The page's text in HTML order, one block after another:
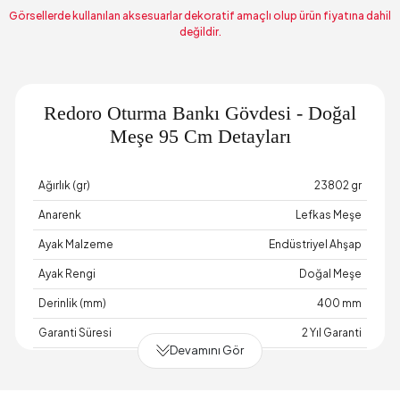
Görsellerde kullanılan aksesuarlar dekoratif amaçlı olup ürün fiyatına dahil
değildir.
Redoro Oturma Bankı Gövdesi - Doğal
Meşe 95 Cm Detayları
Ağırlık (gr) 23802 gr
Anarenk Lefkas Meşe
Ayak Malzeme Endüstriyel Ahşap
Ayak Rengi Doğal Meşe
Derinlik (mm) 400 mm
Garanti Süresi 2 Yıl Garanti
Devamını Gör